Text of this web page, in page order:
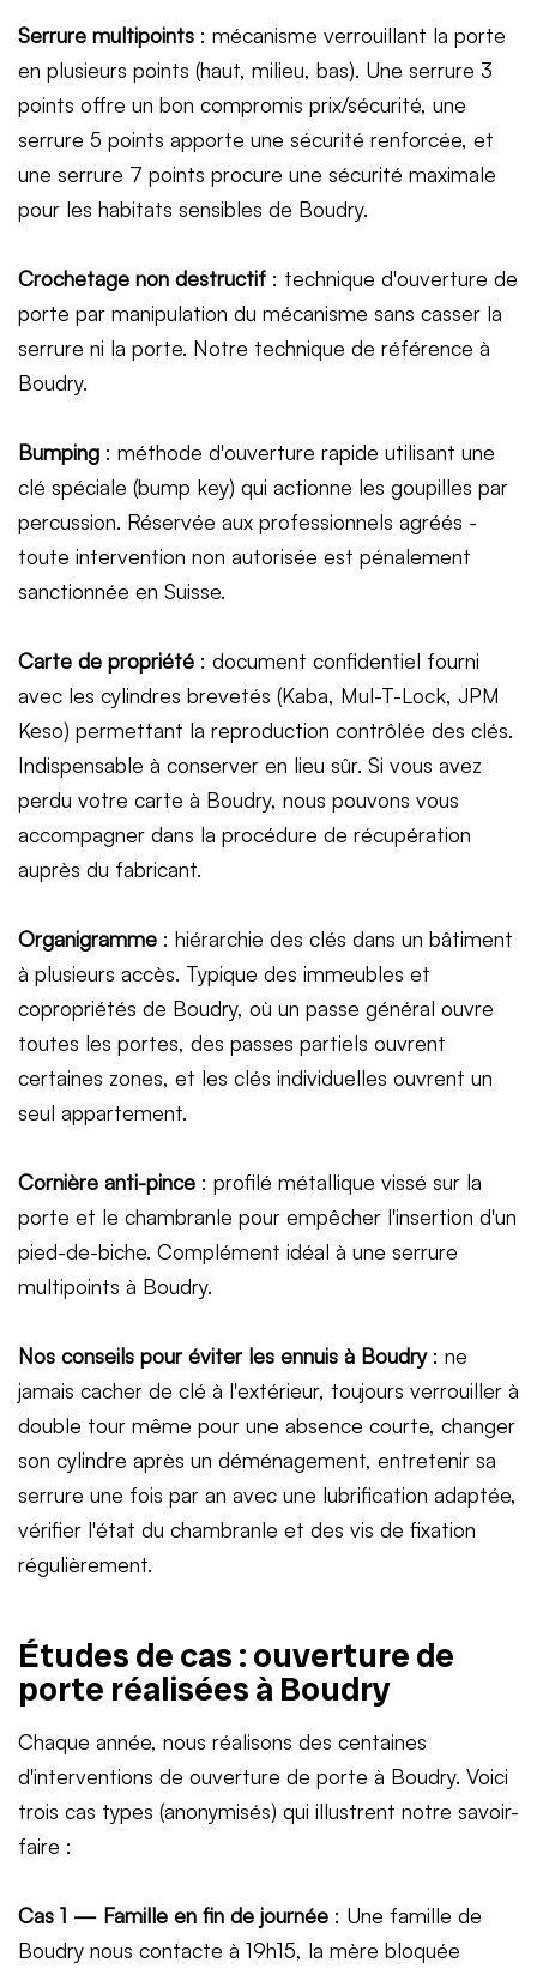
Serrure multipoints : mécanisme verrouillant la porte
en plusieurs points (haut, milieu, bas). Une serrure 3
points offre un bon compromis prix/sécurité, une
serrure 5 points apporte une sécurité renforcée, et
une serrure 7 points procure une sécurité maximale
pour les habitats sensibles de Boudry.
Crochetage non destructif : technique d'ouverture de
porte par manipulation du mécanisme sans casser la
serrure ni la porte. Notre technique de référence à
Boudry.
Bumping : méthode d'ouverture rapide utilisant une
clé spéciale (bump key) qui actionne les goupilles par
percussion. Réservée aux professionnels agréés -
toute intervention non autorisée est pénalement
sanctionnée en Suisse.
Carte de propriété : document confidentiel fourni
avec les cylindres brevetés (Kaba, Mul-T-Lock, JPM
Keso) permettant la reproduction contrôlée des clés.
Indispensable à conserver en lieu sûr. Si vous avez
perdu votre carte à Boudry, nous pouvons vous
accompagner dans la procédure de récupération
auprès du fabricant.
Organigramme : hiérarchie des clés dans un bâtiment
à plusieurs accès. Typique des immeubles et
copropriétés de Boudry, où un passe général ouvre
toutes les portes, des passes partiels ouvrent
certaines zones, et les clés individuelles ouvrent un
seul appartement.
Cornière anti-pince : profilé métallique vissé sur la
porte et le chambranle pour empêcher l'insertion d'un
pied-de-biche. Complément idéal à une serrure
multipoints à Boudry.
Nos conseils pour éviter les ennuis à Boudry: ne
jamais cacher de clé à l'extérieur, toujours verrouiller à
double tour même pour une absence courte, changer
son cylindre après un déménagement, entretenir sa
serrure une fois par an avec une lubrification adaptée,
vérifier l'état du chambranle et des vis de fixation
régulièrement.
Études de cas : ouverture de
porte réalisées à Boudry
Chaque année, nous réalisons des centaines
d'interventions de ouverture de porte à Boudry. Voici
trois cas types (anonymisés) qui illustrent notre savoir-
faire :
Cas 1 — Famille en fin de journée : Une famille de
Boudry nous contacte à 19h15, la mère bloquée